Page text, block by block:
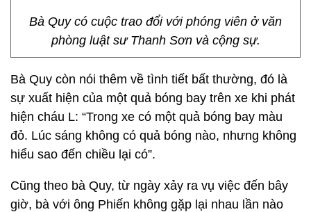
Bà Quy có cuộc trao đổi với phóng viên ở văn
phòng luật sư Thanh Sơn và cộng sự.
Bà Quy còn nói thêm về tình tiết bất thường, đó là
sự xuất hiện của một quả bóng bay trên xe khi phát
hiện cháu L: “Trong xe có một quả bóng bay màu
đỏ. Lúc sáng không có quả bóng nào, nhưng không
hiểu sao đến chiều lại có”.
Cũng theo bà Quy, từ ngày xảy ra vụ việc đến bây
giờ, bà với ông Phiến không gặp lại nhau lần nào